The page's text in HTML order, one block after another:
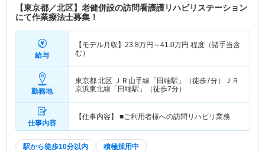
【東京都／北区】老健併設の訪問看護護リハビリステーション
にて作業療法士募集！
給与
【モデル月収】 23.8万円～41.0万円 程度（諸手当含
む）
勤務地
東京都 北区 ＪＲ山手線「田端駅」（徒歩7分）ＪＲ
京浜東北線「田端駅」（徒歩7分）
仕事内容
【仕事内容】 ■ご利用者様への訪問リハビリ業務
駅から徒歩10分以内 積極採用中